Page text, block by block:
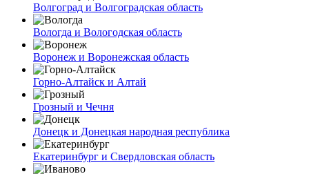
Волгоград и Волгоградская область
Вологда и Вологодская область
Воронеж и Воронежская область
Горно-Алтайск и Алтай
Грозный и Чечня
Донецк и Донецкая народная республика
Екатеринбург и Свердловская область